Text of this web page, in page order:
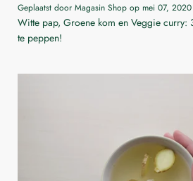
Geplaatst door Magasin Shop op mei 07, 2020
Witte pap, Groene kom en Veggie curry:
te peppen!